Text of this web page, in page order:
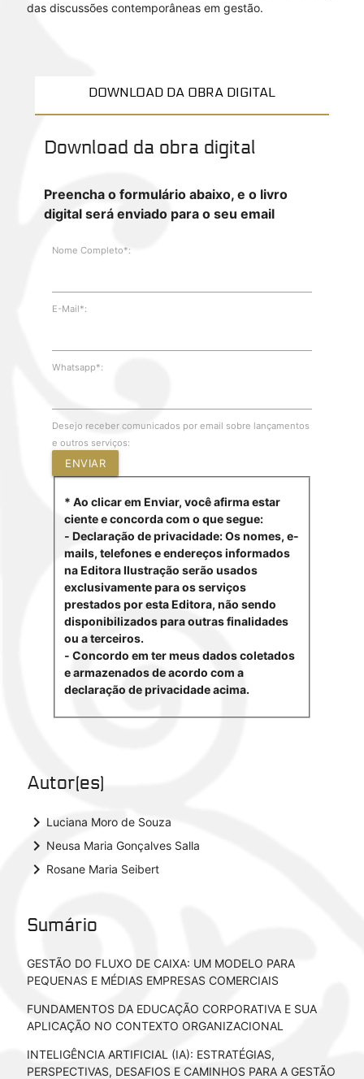
das discussões contemporâneas em gestão.
DOWNLOAD DA OBRA DIGITAL
Download da obra digital
Preencha o formulário abaixo, e o livro
digital será enviado para o seu email
Nome Completo*:
E-Mail*:
Whatsapp*:
Desejo receber comunicados por email sobre lançamentos
e outros serviços:
ENVIAR
* Ao clicar em Enviar, você afirma estar
ciente e concorda com o que segue:
- Declaração de privacidade: Os nomes, e-
mails, telefones e endereços informados
na Editora Ilustração serão usados
exclusivamente para os serviços
prestados por esta Editora, não sendo
disponibilizados para outras finalidades
ou a terceiros.
- Concordo em ter meus dados coletados
e armazenados de acordo com a
declaração de privacidade acima.
Autor(es)
keyboard_arrow_right Luciana Moro de Souza
keyboard_arrow_right Neusa Maria Gonçalves Salla
keyboard_arrow_right Rosane Maria Seibert
Sumário
GESTÃO DO FLUXO DE CAIXA: UM MODELO PARA
PEQUENAS E MÉDIAS EMPRESAS COMERCIAIS
FUNDAMENTOS DA EDUCAÇÃO CORPORATIVA E SUA
APLICAÇÃO NO CONTEXTO ORGANIZACIONAL
INTELIGÊNCIA ARTIFICIAL (IA): ESTRATÉGIAS,
PERSPECTIVAS, DESAFIOS E CAMINHOS PARA A GESTÃO